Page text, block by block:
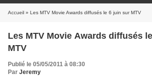
Accueil » Les MTV Movie Awards diffusés le 6 juin sur MTV
Les MTV Movie Awards diffusés
MTV
Publié le 05/05/2011 à 08:30
Par Jeremy